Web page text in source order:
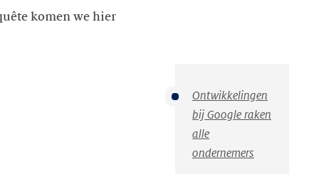
Ontwikkelingen
bij Google raken
alle
ondernemers
komen we hier